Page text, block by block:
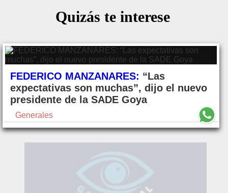
Quizás te interese
FEDERICO MANZANARES: “Las
expectativas son muchas”, dijo el nuevo
presidente de la SADE Goya
Generales